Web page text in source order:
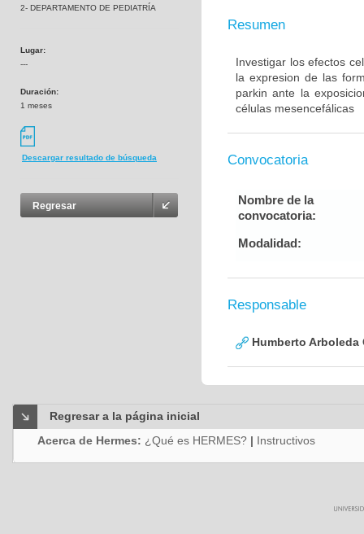
2- DEPARTAMENTO DE PEDIATRÍA
Lugar:
---
Duración:
1 meses
Descargar resultado de búsqueda
Regresar
Resumen
Investigar los efectos
la expresion de las
parkin ante la
células mesencefálicas
Convocatoria
Nombre de la
convocatoria:
Modalidad:
Responsable
Humberto Arboleda
Regresar a la página inicial
Acerca de Hermes: ¿Qué es HERMES? | Instructivos